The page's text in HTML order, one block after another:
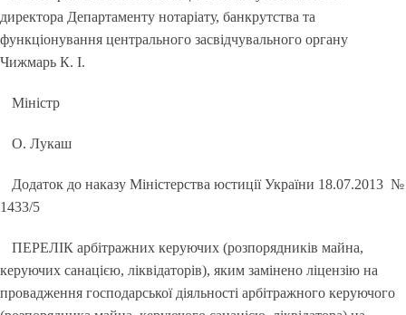
директора Департаменту нотаріату, банкрутства та
функціонування центрального засвідчувального органу
Чижмарь К. І.
Міністр
О. Лукаш
Додаток до наказу Міністерства юстиції України 18.07.2013 №
1433/5
ПЕРЕЛІК арбітражних керуючих (розпорядників майна,
керуючих санацією, ліквідаторів), яким замінено ліцензію на
провадження господарської діяльності арбітражного керуючого